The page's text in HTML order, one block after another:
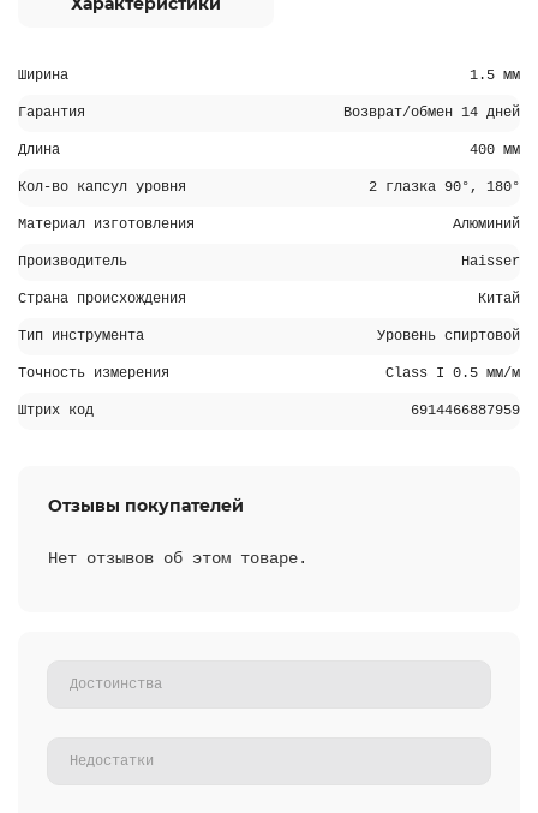
Ширина 1.5 мм
Гарантия Возврат/обмен 14 дней
Длина 400 мм
Кол-во капсул уровня 2 глазка 90°, 180°
Материал изготовления Алюминий
Производитель Haisser
Страна происхождения Китай
Тип инструмента Уровень спиртовой
Точность измерения Class I 0.5 мм/м
Штрих код 6914466887959
Отзывы покупателей
Нет отзывов об этом товаре.